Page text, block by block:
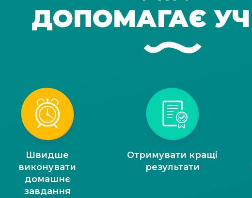
ДОПОМАГАЄ
Швидше
виконувати
домашнє
завдання
Отримувати кращі
результати